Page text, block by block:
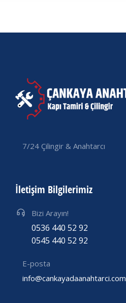
7/24 Çilingir & Anahtarcı
İletişim Bilgilerimiz
Bizi Arayın!
0536 440 52 92
0545 440 52 92
E-posta
info@cankayadaanahtarci.com